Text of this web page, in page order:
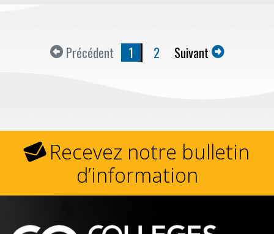
Précédent 1 2 Suivant
Recevez notre bulletin
d’information